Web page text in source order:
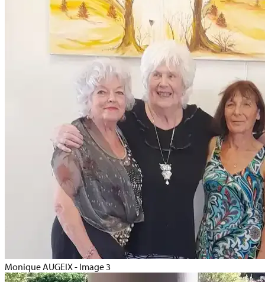
Monique AUGEIX - Image 3